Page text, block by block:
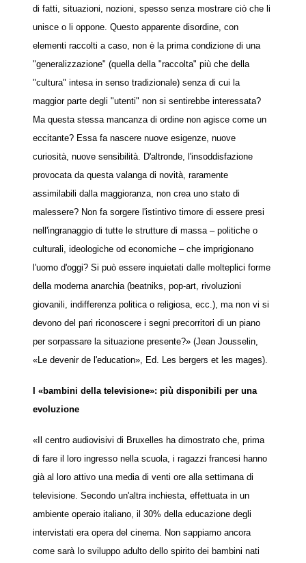
di fatti, situazioni, nozioni, spesso senza mostrare ciò che li
unisce o li oppone. Questo apparente disordine, con
elementi raccolti a caso, non è la prima condizione di una
"generalizzazione" (quella della "raccolta" più che della
"cultura" intesa in senso tradizionale) senza di cui la
maggior parte degli "utenti" non si sentirebbe interessata?
Ma questa stessa mancanza di ordine non agisce come un
eccitante? Essa fa nascere nuove esigenze, nuove
curiosità, nuove sensibilità. D'altronde, l'insoddisfazione
provocata da questa valanga di novità, raramente
assimilabili dalla maggioranza, non crea uno stato di
malessere? Non fa sorgere l'istintivo timore di essere presi
nell'ingranaggio di tutte le strutture di massa – politiche o
culturali, ideologiche od economiche – che imprigionano
l'uomo d'oggi? Si può essere inquietati dalle molteplici forme
della moderna anarchia (beatniks, pop-art, rivoluzioni
giovanili, indifferenza politica o religiosa, ecc.), ma non vi si
devono del pari riconoscere i segni precorritori di un piano
per sorpassare la situazione presente?» (Jean Jousselin,
«Le devenir de l'education», Ed. Les bergers et les mages).
I «bambini della televisione»: più disponibili per una
evoluzione
«Il centro audiovisivi di Bruxelles ha dimostrato che, prima
di fare il loro ingresso nella scuola, i ragazzi francesi hanno
già al loro attivo una media di venti ore alla settimana di
televisione. Secondo un'altra inchiesta, effettuata in un
ambiente operaio italiano, il 30% della educazione degli
intervistati era opera del cinema. Non sappiamo ancora
come sarà Io sviluppo adulto dello spirito dei bambini nati